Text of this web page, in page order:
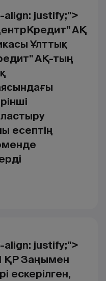
justify;">
АҚ
Ұлттық
АҚ-тың
есептің
justify;">
ҚР Заңымен
ескерілген,